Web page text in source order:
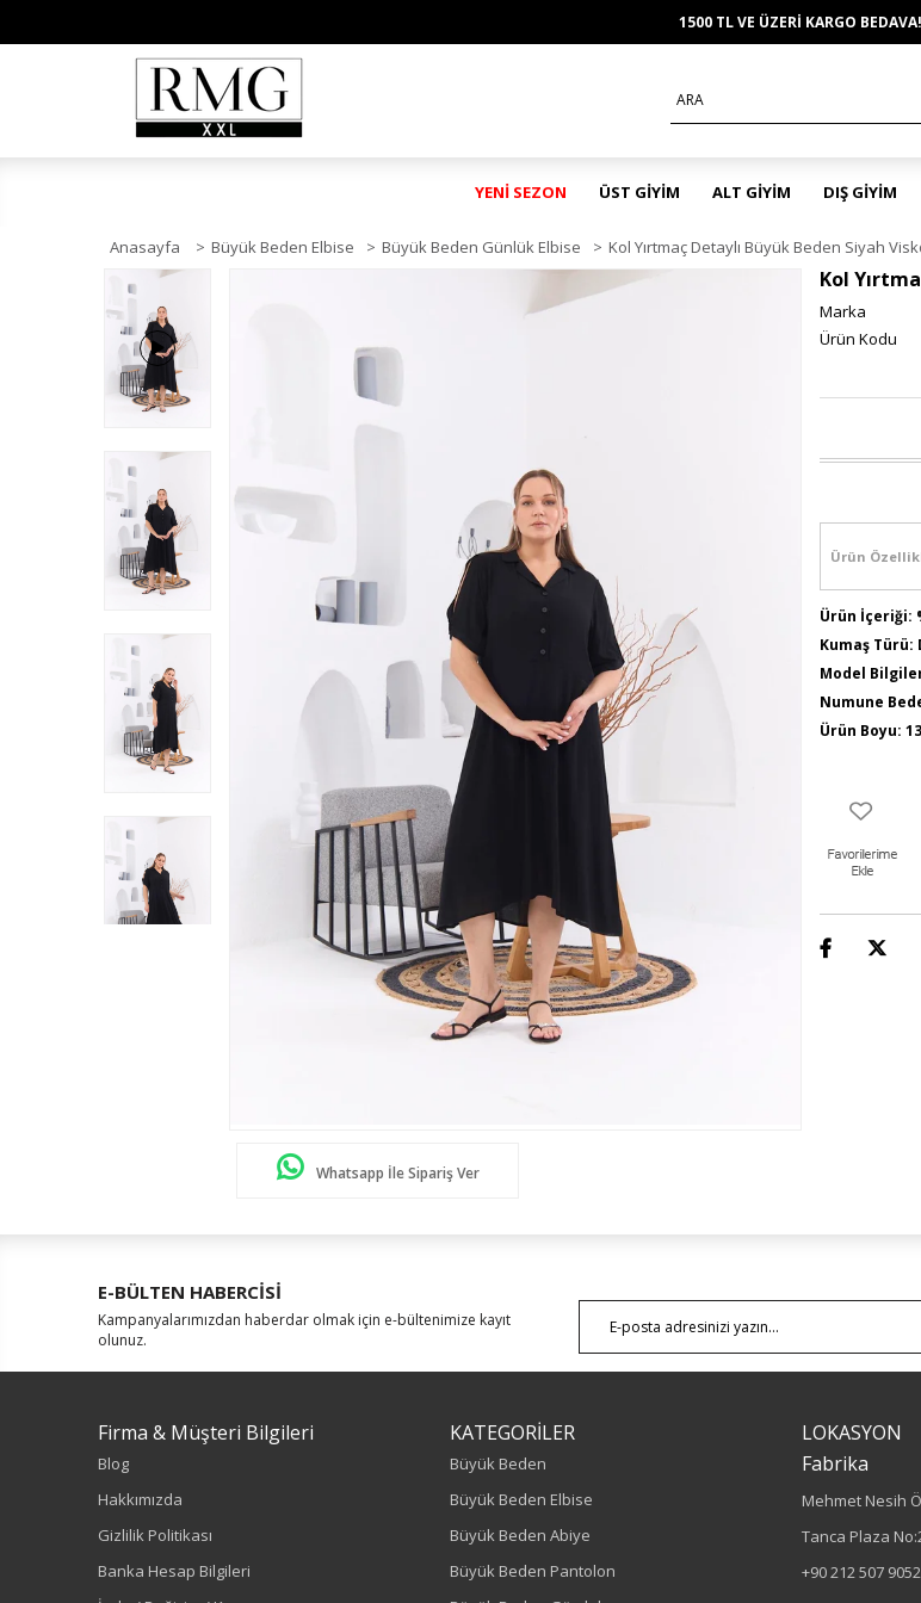
1500 TL VE ÜZERİ KARGO BEDAVA!
YENİ SEZON ÜST GİYİM ALT GİYİM DIŞ GİYİM
Anasayfa > Büyük Beden Elbise > Büyük Beden Günlük Elbise > Kol Yırtmaç Detaylı Büyük Beden Siyah
Whatsapp İle Sipariş Ver
Kol
Marka
Ürün
Ürün İçeriği:
Kumaş Türü:
Model
Numune
Ürün Boyu:
E-BÜLTEN HABERCİSİ
Kampanyalarımızdan haberdar olmak için e-bültenimize kayıt
olunuz.
Firma & Müşteri Bilgileri
Blog
Hakkımızda
Gizlilik Politikası
Banka Hesap Bilgileri
KATEGORİLER
Büyük Beden
Büyük Beden Elbise
Büyük Beden Abiye
Büyük Beden Pantolon
LOKASYON
Fabrika
Mehmet Nesih
Tanca Plaza
+90 212 507 9052